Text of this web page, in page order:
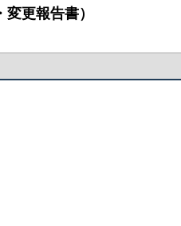
更報告書）